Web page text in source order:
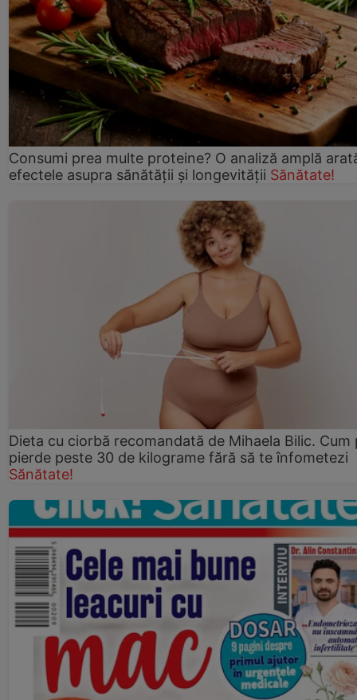
Consumi prea multe proteine? O analiză amplă
efectele asupra sănătății și longevității Sănătate!
Dieta cu ciorbă recomandată de Mihaela Bilic. Cum
pierde peste 30 de kilograme fără să te înfometezi
Sănătate!